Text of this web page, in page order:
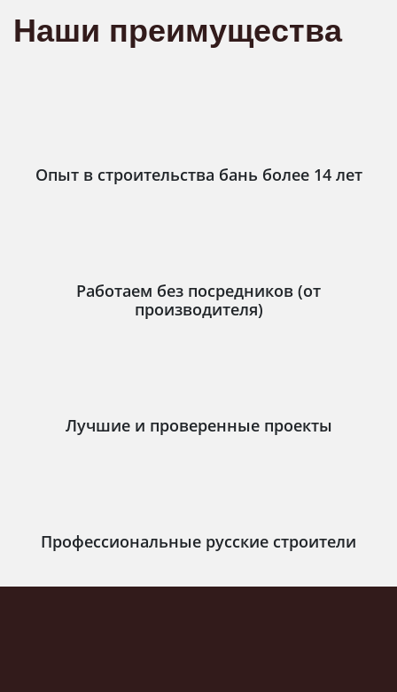
Наши преимущества
Опыт в строительства бань более 14 лет
Работаем без посредников (от
производителя)
Лучшие и проверенные проекты
Профессиональные русские строители